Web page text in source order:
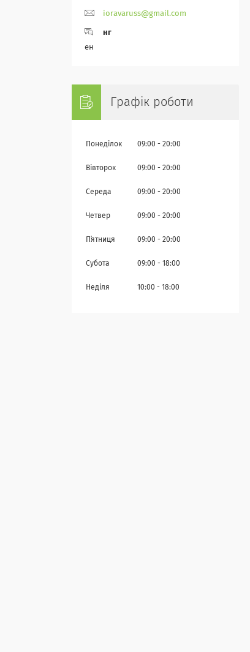
ioravaruss@gmail.com
нг
ен
Графік роботи
Понеділок 09:00 20:00
Вівторок 09:00 20:00
Середа 09:00 20:00
Четвер 09:00 20:00
Пʼятниця 09:00 20:00
Субота 09:00 18:00
Неділя 10:00 18:00